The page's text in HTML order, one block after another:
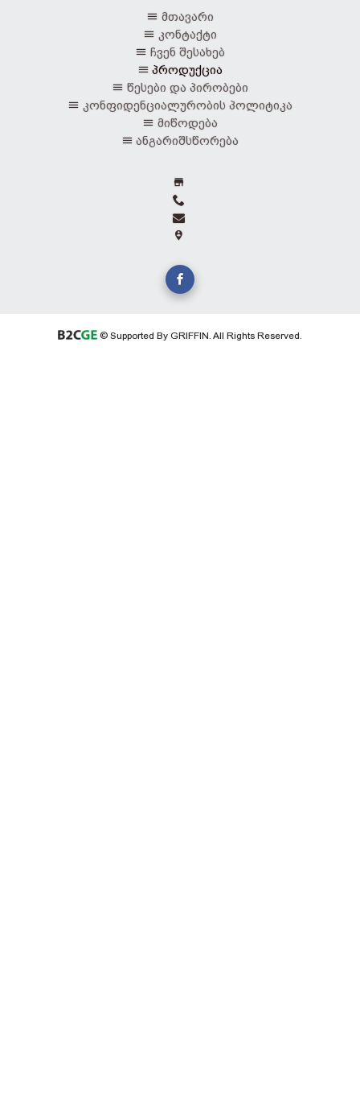
მთავარი
კონტაქტი
ჩვენ შესახებ
პროდუქცია
წესები და პირობები
კონფიდენციალურობის პოლიტიკა
მიწოდება
ანგარიშსწორება
© Supported By GRIFFIN. All Rights Reserved.